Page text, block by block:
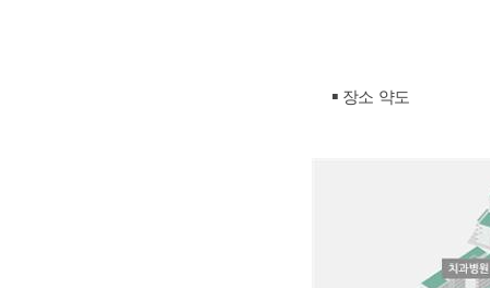
▪ 장소 약도